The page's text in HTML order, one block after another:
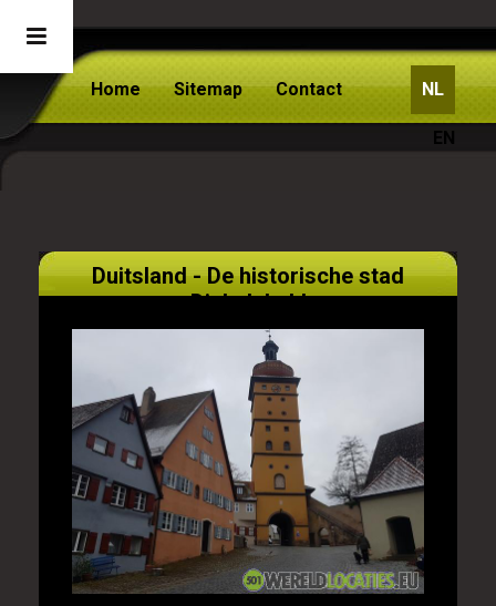
Home Sitemap Contact NL
EN
Duitsland - De historische stad
Dinkelsbuhl